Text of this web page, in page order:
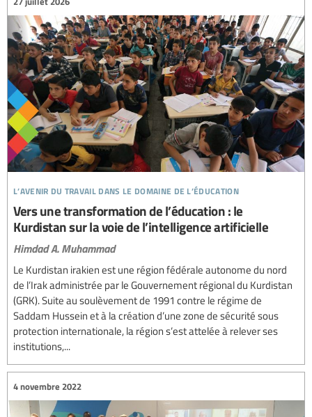
l’avenir du travail dans le domaine de l’éducation
Vers une transformation de l’éducation : le
Kurdistan sur la voie de l’intelligence artificielle
Himdad A. Muhammad
Le Kurdistan irakien est une région fédérale autonome du nord
de l’Irak administrée par le Gouvernement régional du Kurdistan
(GRK). Suite au soulèvement de 1991 contre le régime de
Saddam Hussein et à la création d’une zone de sécurité sous
protection internationale, la région s’est attelée à relever ses
institutions,...
4 novembre 2022